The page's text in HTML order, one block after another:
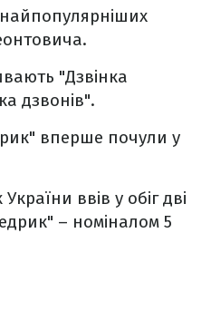
"Дзвінка
дзвонів".
вперше почули у
ввів у обіг дві
– номіналом 5